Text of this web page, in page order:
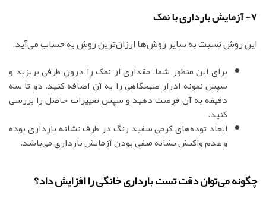
7- آزمایش بارداری با نمک
این روش نسبت به سایر روش‌ها ارزان‌ترین روش به حساب می‌آید.
برای این منظور شما، مقداری از نمک را درون ظرفی بریزید و
سپس نمونه ادرار صبحگاهی را به آن اضافه کنید. دو تا سه
دقیقه به آن فرصت دهید و سپس تغییرات حاصل را بررسی
کنید.
ایجاد توده‌های کرمی سفید رنگ در ظرف نشانه بارداری بوده
و عدم واکنش نشانه منفی بودن آزمایش بارداری می‌باشد.
چگونه می‌توان دقت تست بارداری خانگی را افزایش داد؟